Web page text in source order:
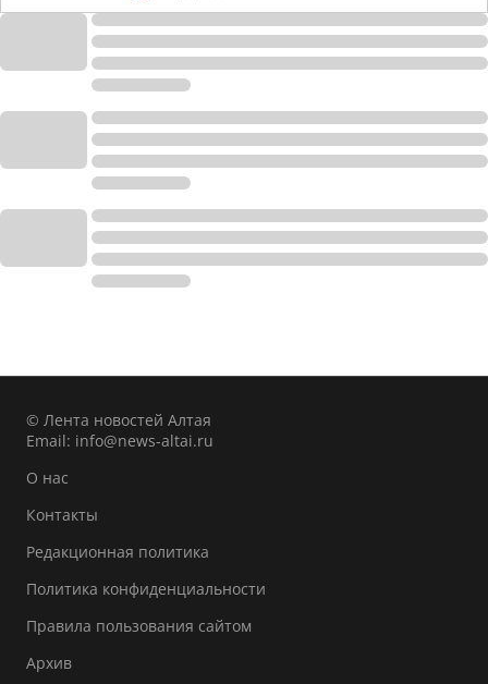
© Лента новостей Алтая
Email: info@news-altai.ru
О нас
Контакты
Редакционная политика
Политика конфиденциальности
Правила пользования сайтом
Архив